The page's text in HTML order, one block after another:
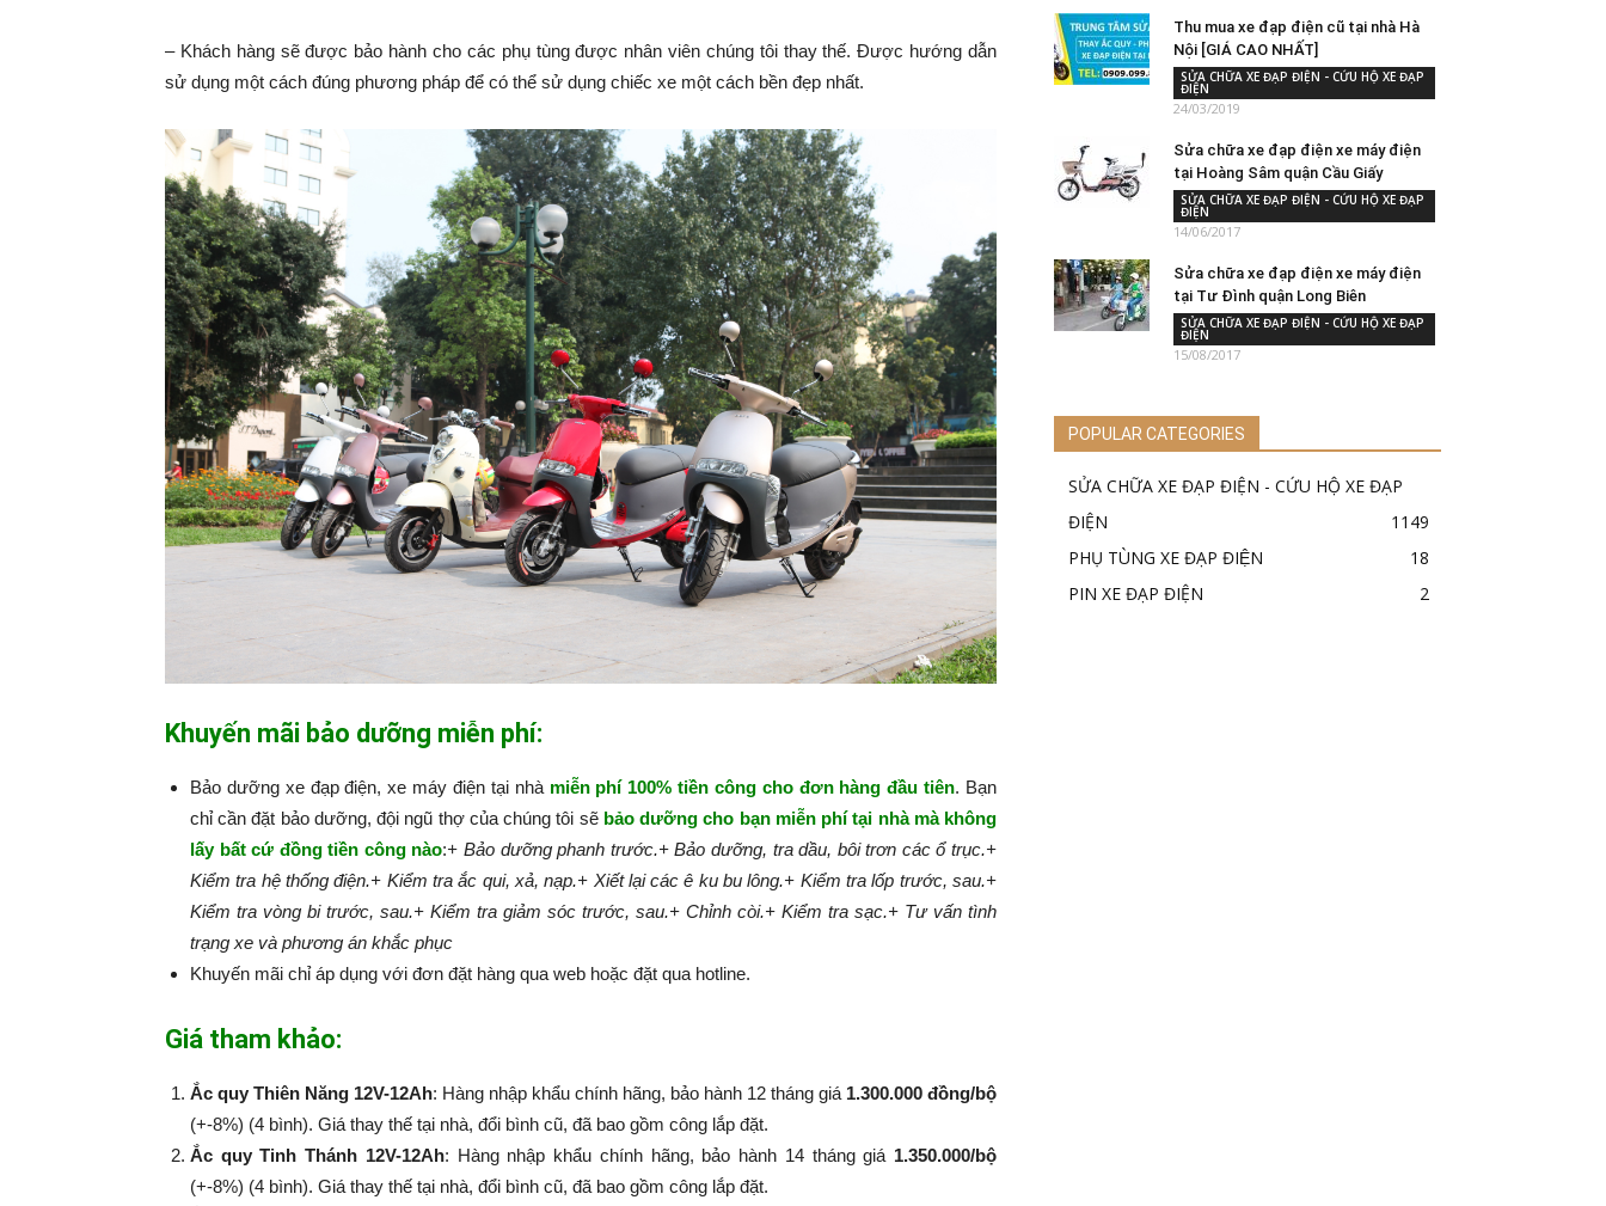
– Khách hàng sẽ được bảo hành cho các phụ tùng được nhân viên chúng tôi thay thế. Được hướng dẫn
sử dụng một cách đúng phương pháp để có thể sử dụng chiếc xe một cách bền đẹp nhất.
Khuyến mãi bảo dưỡng miễn phí:
Bảo dưỡng xe đạp điện, xe máy điện tại nhà miễn phí 100% tiền công cho đơn hàng đầu tiên. Bạn
chỉ cần đặt bảo dưỡng, đội ngũ thợ của chúng tôi sẽ bảo dưỡng cho bạn miễn phí tại nhà mà không
lấy bất cứ đồng tiền công nào:​​​​​+ Bảo dưỡng phanh trước.+ Bảo dưỡng, tra dầu, bôi trơn các ổ trục.+
Kiểm tra hệ thống điện.+ Kiểm tra ắc qui, xả, nạp.+ Xiết lại các ê ku bu lông.+ Kiểm tra lốp trước, sau.+
Kiểm tra vòng bi trước, sau.+ Kiểm tra giảm sóc trước, sau.+ Chỉnh còi.+ Kiểm tra sạc.+ Tư vấn tình
trạng xe và phương án khắc phục
Khuyến mãi chỉ áp dụng với đơn đặt hàng qua web hoặc đặt qua hotline.
Giá tham khảo:
Ắc quy Thiên Năng 12V-12Ah: Hàng nhập khẩu chính hãng, bảo hành 12 tháng giá 1.300.000 đồng/bộ
(+-8%) (4 bình). Giá thay thế tại nhà, đổi bình cũ, đã bao gồm công lắp đặt.
Ắc quy Tinh Thánh 12V-12Ah: Hàng nhập khẩu chính hãng, bảo hành 14 tháng giá 1.350.000/bộ
(+-8%​​​​​​​) (4 bình). Giá thay thế tại nhà, đổi bình cũ, đã bao gồm công lắp đặt.
Thu mua xe đạp điện cũ tại nhà Hà
Nội [GIÁ CAO NHẤT]
SỬA CHỮA XE ĐẠP ĐIỆN - CỨU HỘ XE ĐẠP
ĐIỆN
24/03/2019
Sửa chữa xe đạp điện xe máy điện
tại Hoàng Sâm quận Cầu Giấy
SỬA CHỮA XE ĐẠP ĐIỆN - CỨU HỘ XE ĐẠP
ĐIỆN
14/06/2017
Sửa chữa xe đạp điện xe máy điện
tại Tư Đình quận Long Biên
SỬA CHỮA XE ĐẠP ĐIỆN - CỨU HỘ XE ĐẠP
ĐIỆN
15/08/2017
POPULAR CATEGORIES
SỬA CHỮA XE ĐẠP ĐIỆN - CỨU HỘ XE ĐẠP
ĐIỆN
1149
PHỤ TÙNG XE ĐẠP ĐIỆN
18
PIN XE ĐẠP ĐIỆN
2